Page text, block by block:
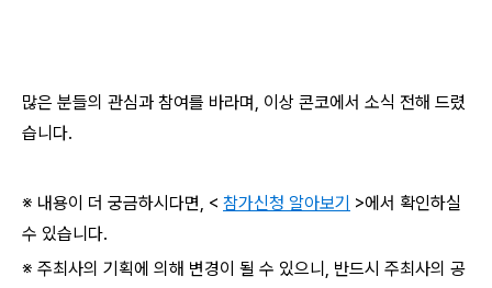
많은 분들의 관심과 참여를 바라며, 이상 콘코에서 소식 전해 드렸
습니다.
※ 내용이 더 궁금하시다면, < 참가신청 알아보기 >에서 확인하실
수 있습니다.
※ 주최사의 기획에 의해 변경이 될 수 있으니, 반드시 주최사의 공